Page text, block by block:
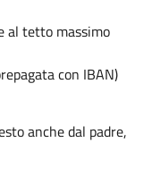
al tetto massimo
con IBAN)
anche dal padre,